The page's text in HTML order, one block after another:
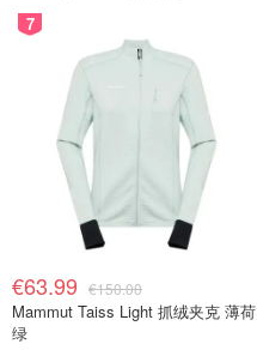
7
€63.99 €150.00
Mammut Taiss Light 抓绒夹克 薄荷
绿